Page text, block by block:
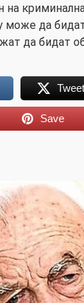
криминална
може да
да бидат
Tweet
Save